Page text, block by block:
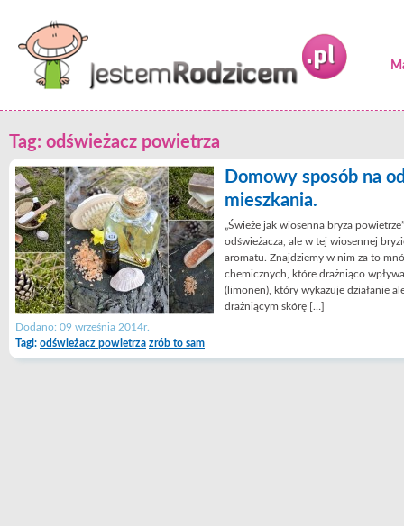
Tag: odświeżacz powietrza
Domowy sposób na
mieszkania.
„Świeże jak wiosenna bryza
odświeżacza, ale w tej wiosennej
aromatu. Znajdziemy w nim za to
chemicznych, które drażniąco
(limonen), który wykazuje działanie
drażniącym skórę […]
Dodano: 09 września 2014r.
Tagi: odświeżacz powietrza zrób to sam